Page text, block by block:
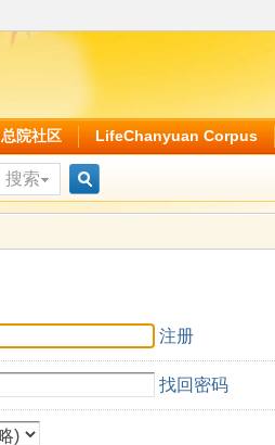
总院社区 LifeChanyuan Corpus
搜索
搜
注册
找回密码